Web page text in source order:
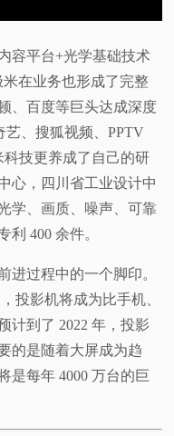
容平台+光学基础技术
在业务也形成了完整
、百度等巨头达成深度
、搜狐视频、PPTV
技更养成了自己的研
心，四川省工业设计中
学、画质、噪声、可靠
400 余件。
进过程中的一个脚印。
投影机将成为比手机、
计到了 2022 年，投影
的是随着大屏成为趋
是每年 4000 万台的巨